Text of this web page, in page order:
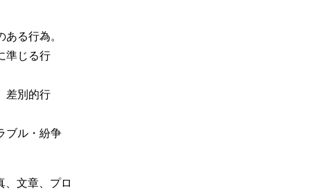
る行為。
準じる行
差別的行
ブル・紛争
文章、プロ